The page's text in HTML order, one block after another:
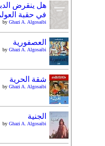
هل ينقرض
في حقبة
by Ghazi A. Algosaibi
العصفورية
by Ghazi A. Algosaibi
شقة الحرية
by Ghazi A. Algosaibi
الجنية
by Ghazi A. Algosaibi